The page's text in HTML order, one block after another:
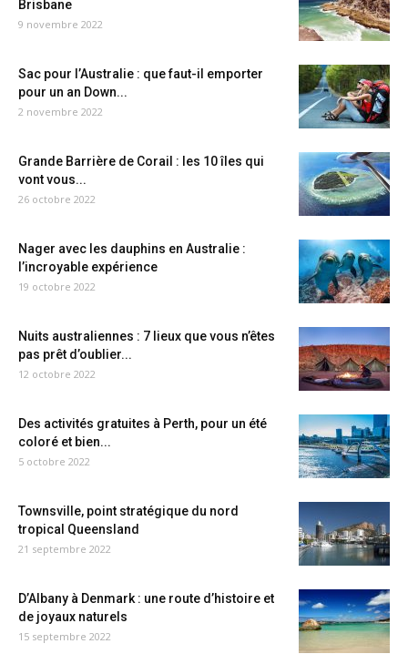
Brisbane
9 novembre 2022
Sac pour l’Australie : que faut-il emporter
pour un an Down...
2 novembre 2022
Grande Barrière de Corail : les 10 îles qui
vont vous...
26 octobre 2022
Nager avec les dauphins en Australie :
l’incroyable expérience
19 octobre 2022
Nuits australiennes : 7 lieux que vous n’êtes
pas prêt d’oublier...
12 octobre 2022
Des activités gratuites à Perth, pour un été
coloré et bien...
5 octobre 2022
Townsville, point stratégique du nord
tropical Queensland
21 septembre 2022
D’Albany à Denmark : une route d’histoire et
de joyaux naturels
15 septembre 2022